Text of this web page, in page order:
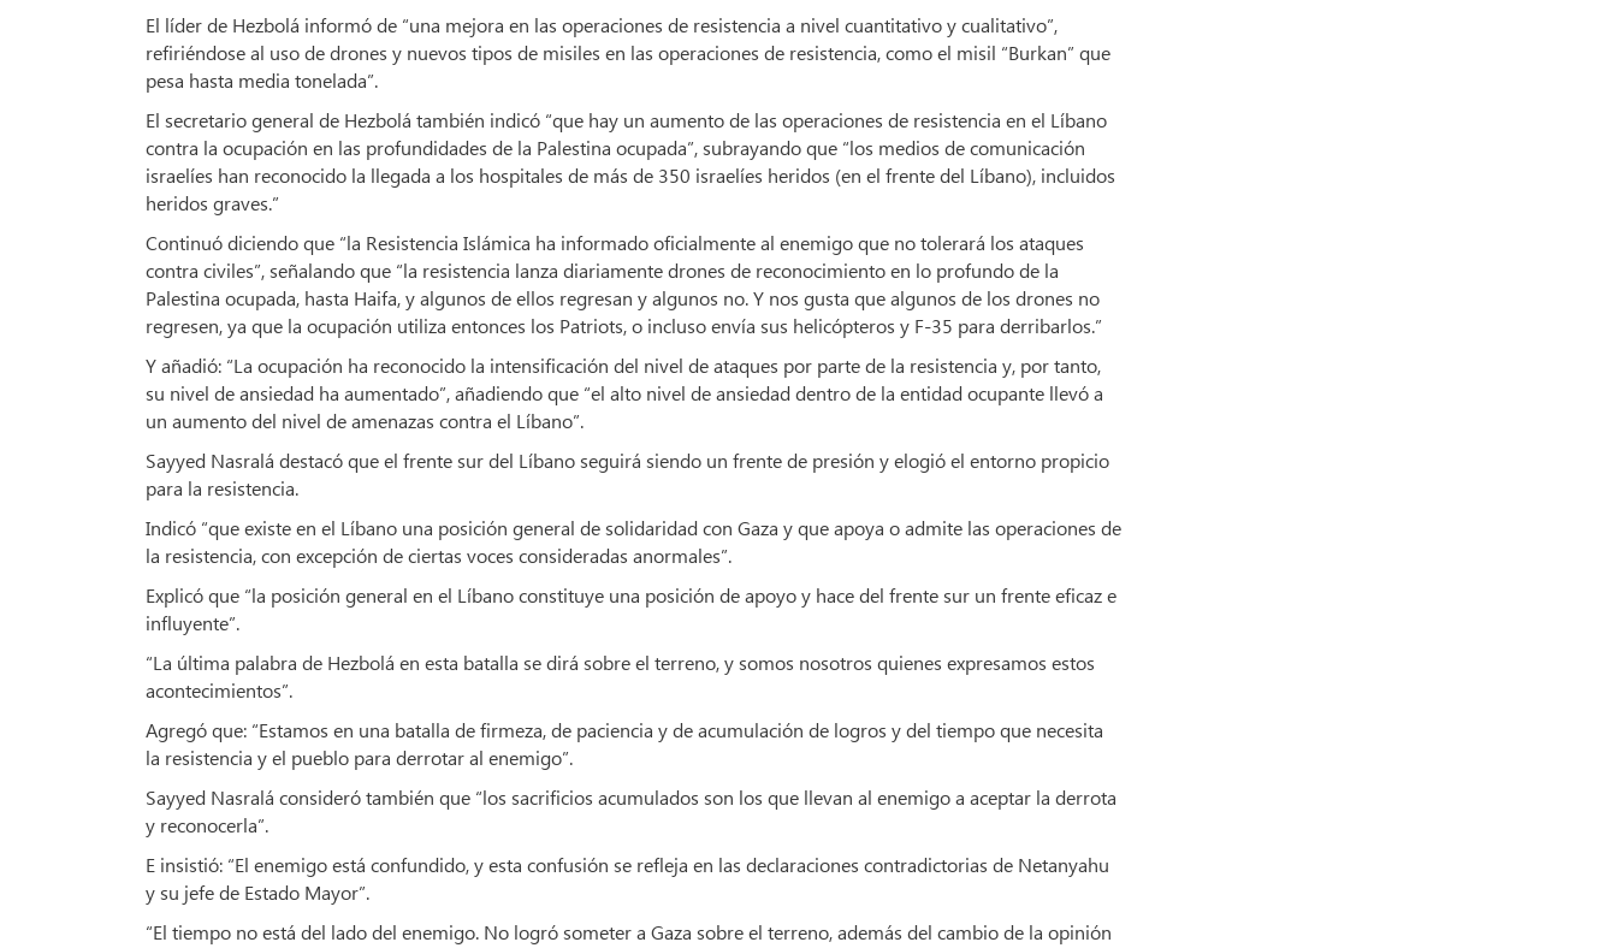
El líder de Hezbolá informó de “una mejora en las operaciones de resistencia a nivel cuantitativo y cualitativo”,
refiriéndose al uso de drones y nuevos tipos de misiles en las operaciones de resistencia, como el misil “Burkan” que
pesa hasta media tonelada”.
El secretario general de Hezbolá también indicó “que hay un aumento de las operaciones de resistencia en el Líbano
contra la ocupación en las profundidades de la Palestina ocupada”, subrayando que “los medios de comunicación
israelíes han reconocido la llegada a los hospitales de más de 350 israelíes heridos (en el frente del Líbano), incluidos
heridos graves.”
Continuó diciendo que “la Resistencia Islámica ha informado oficialmente al enemigo que no tolerará los ataques
contra civiles”, señalando que “la resistencia lanza diariamente drones de reconocimiento en lo profundo de la
Palestina ocupada, hasta Haifa, y algunos de ellos regresan y algunos no. Y nos gusta que algunos de los drones no
regresen, ya que la ocupación utiliza entonces los Patriots, o incluso envía sus helicópteros y F-35 para derribarlos.”
Y añadió: “La ocupación ha reconocido la intensificación del nivel de ataques por parte de la resistencia y, por tanto,
su nivel de ansiedad ha aumentado”, añadiendo que “el alto nivel de ansiedad dentro de la entidad ocupante llevó a
un aumento del nivel de amenazas contra el Líbano”.
Sayyed Nasralá destacó que el frente sur del Líbano seguirá siendo un frente de presión y elogió el entorno propicio
para la resistencia.
Indicó “que existe en el Líbano una posición general de solidaridad con Gaza y que apoya o admite las operaciones de
la resistencia, con excepción de ciertas voces consideradas anormales”.
Explicó que “la posición general en el Líbano constituye una posición de apoyo y hace del frente sur un frente eficaz e
influyente”.
“La última palabra de Hezbolá en esta batalla se dirá sobre el terreno, y somos nosotros quienes expresamos estos
acontecimientos”.
Agregó que: “Estamos en una batalla de firmeza, de paciencia y de acumulación de logros y del tiempo que necesita
la resistencia y el pueblo para derrotar al enemigo”.
Sayyed Nasralá consideró también que “los sacrificios acumulados son los que llevan al enemigo a aceptar la derrota
y reconocerla”.
E insistió: “El enemigo está confundido, y esta confusión se refleja en las declaraciones contradictorias de Netanyahu
y su jefe de Estado Mayor”.
“El tiempo no está del lado del enemigo. No logró someter a Gaza sobre el terreno, además del cambio de la opinión